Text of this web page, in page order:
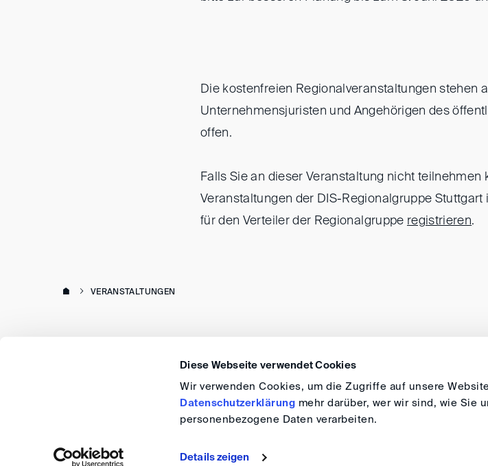
Diese Webseite verwendet Cookies
Wir verwenden Cookies, um die Zugriffe auf unsere
Datenschutzerklärung mehr darüber, wer wir sind, wie Sie
personenbezogene Daten verarbeiten.
Details zeigen
Die kostenfreien Regionalveranstaltungen stehen
Unternehmensjuristen und Angehörigen des
offen.
Falls Sie an dieser Veranstaltung nicht teilnehmen
Veranstaltungen der DIS-Regionalgruppe
für den Verteiler der Regionalgruppe registrieren.
VERANSTALTUNGEN
ANFAHRT IMPRESSUM